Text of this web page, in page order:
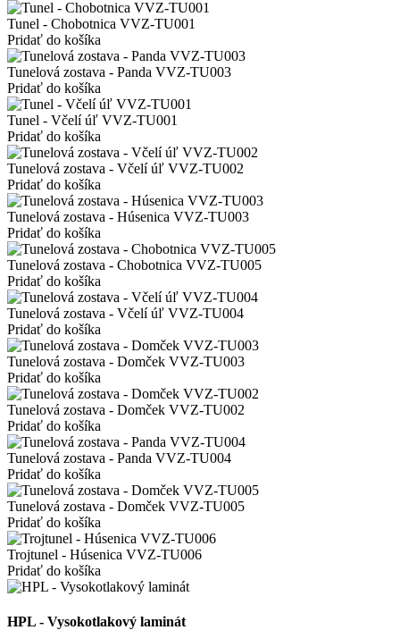
Tunel - Chobotnica VVZ-TU001
Pridať do košíka
Tunelová zostava - Panda VVZ-TU003
Pridať do košíka
Tunel - Včelí úľ VVZ-TU001
Pridať do košíka
Tunelová zostava - Včelí úľ VVZ-TU002
Pridať do košíka
Tunelová zostava - Húsenica VVZ-TU003
Pridať do košíka
Tunelová zostava - Chobotnica VVZ-TU005
Pridať do košíka
Tunelová zostava - Včelí úľ VVZ-TU004
Pridať do košíka
Tunelová zostava - Domček VVZ-TU003
Pridať do košíka
Tunelová zostava - Domček VVZ-TU002
Pridať do košíka
Tunelová zostava - Panda VVZ-TU004
Pridať do košíka
Tunelová zostava - Domček VVZ-TU005
Pridať do košíka
Trojtunel - Húsenica VVZ-TU006
Pridať do košíka
HPL - Vysokotlakový laminát